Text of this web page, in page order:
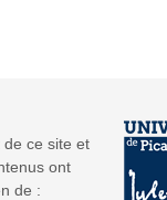
a
a
ce site et
ont
de :